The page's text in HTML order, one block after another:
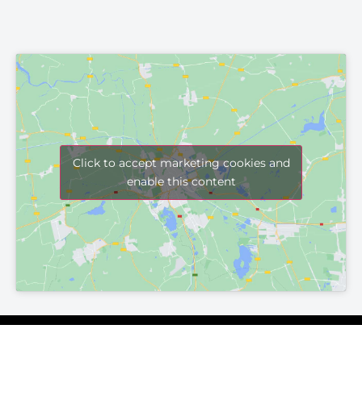
Click to accept marketing cookies and
enable this content